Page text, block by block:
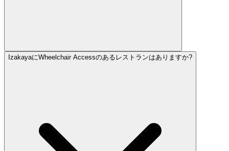
IzakayaにWheelchair Accessのあるレストランはありますか?